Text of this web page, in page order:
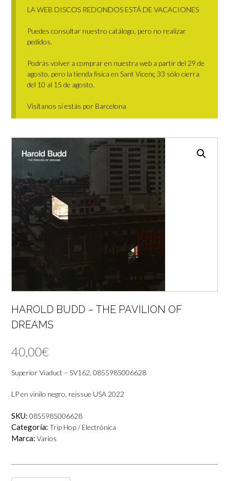
LA WEB DISCOS REDONDOS ESTÁ DE VACACIONES
Puedes consultar nuestro catálogo, pero no realizar
pedidos.
Podrás volver a comprar en nuestra web a partir del 29 de
agosto, pero la tienda física en Sant Vicenç 33 sólo cierra
del 10 al 15 de agosto.
Visítanos si estás por Barcelona
HAROLD BUDD – THE PAVILION OF
DREAMS
40,00€
Superior Viaduct – SV162, 0855985006628
LP en vinilo negro, reissue USA 2022
SKU: 0855985006628
Categoría: Trip Hop / Electrónica
Marca: Varios